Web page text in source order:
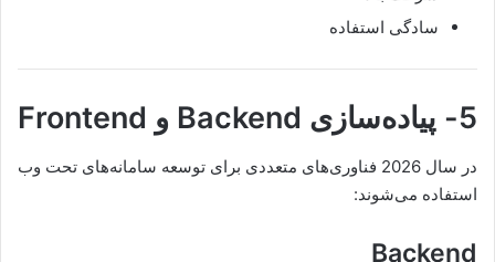
سادگی استفاده
5- پیاده‌سازی Backend و Frontend
در سال 2026 فناوری‌های متعددی برای توسعه سامانه‌های تحت وب
استفاده می‌شوند:
Backend